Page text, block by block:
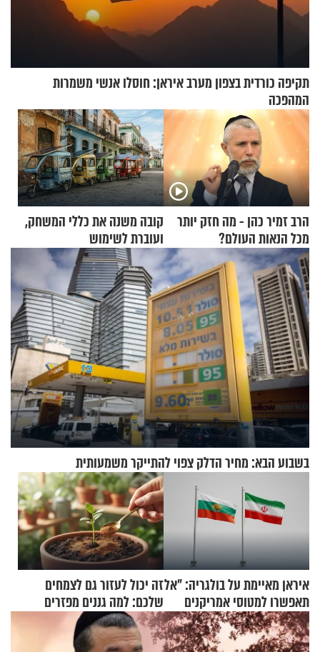
תקיפה כורדית בצפון מערב איראן: חוסלו אנשי משמרות
המהפכה
הרב זמיר כהן - מה חזק יותר
מכל הנאות העולם?
קובה משנה את כללי המשחק,
ועוברת לשימוש
בתלת־אופנועים סולאריים
בשבוע הבא: מחיר הדלק צפוי להתייקר משמעותית
איראן מאיימת על בולגריה: "אל
תאפשרו למטוסי אמריקנים
להמריא מהשטח שלכם"
זה יכול לעזור גם לצמחים
שלכם: למה גננים מפזרים
קינמון בעציצים?